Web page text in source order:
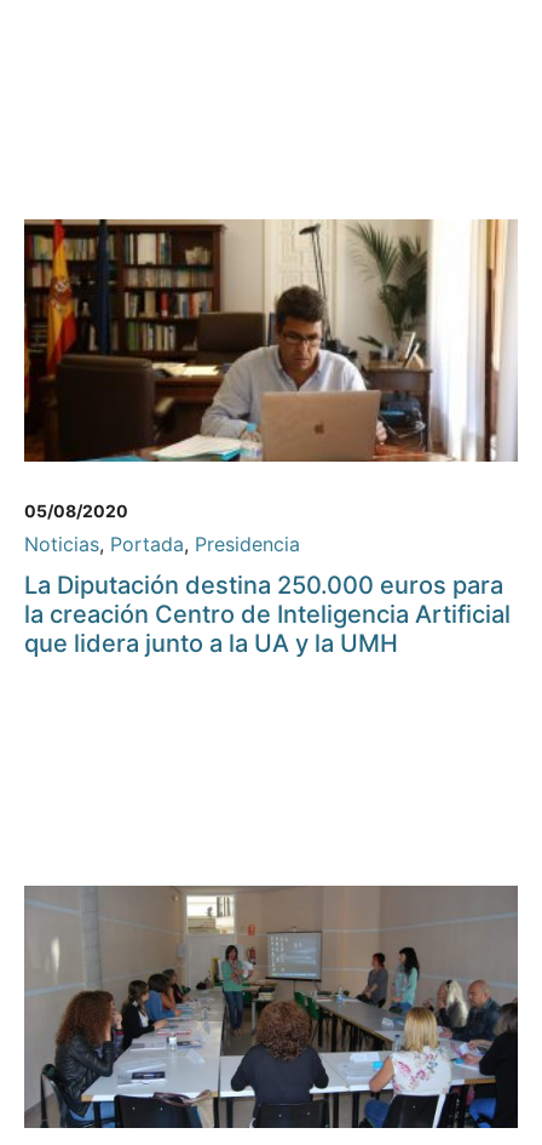
05/08/2020
Noticias, Portada, Presidencia
La Diputación destina 250.000 euros para
la creación Centro de Inteligencia Artificial
que lidera junto a la UA y la UMH